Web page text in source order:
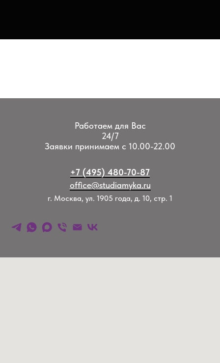
Работаем для Вас
24/7
Заявки принимаем с 10.00-22.00
+7 (495) 480-70-87
office@studiamyka.ru
г. Москва, ул. 1905 года, д. 10, стр. 1